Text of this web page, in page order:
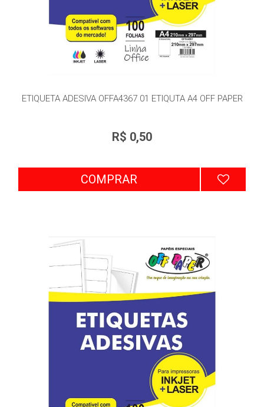
ETIQUETA ADESIVA OFFA4367 01 ETIQUTA A4 OFF PAPER
R$ 0,50
COMPRAR